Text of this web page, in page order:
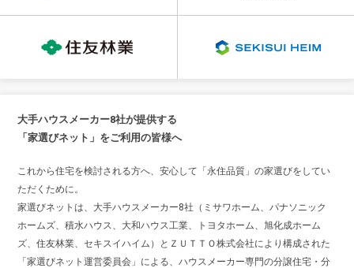
大手ハウスメーカー8社が提供する
「家選びネット」をご利用の皆様へ
これから住宅を検討される方へ、安心して「永住品質」の家選びをしてい
ただくために。
家選びネットは、大手ハウスメーカー8社（ミサワホーム、パナソニック
ホームズ、積水ハウス、大和ハウス工業、トヨタホーム、旭化成ホーム
ズ、住友林業、セキスイハイム）とＺＵＴＴＯ株式会社により構成された
「家選びネット運営委員会」による、ハウスメーカー専門の分譲住宅・分